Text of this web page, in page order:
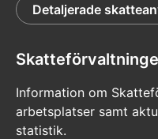
Detaljerade
Information om
arbetsplatser samt
statistik.